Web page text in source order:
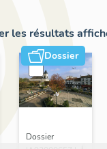
les résultats
Dossier
Dossier